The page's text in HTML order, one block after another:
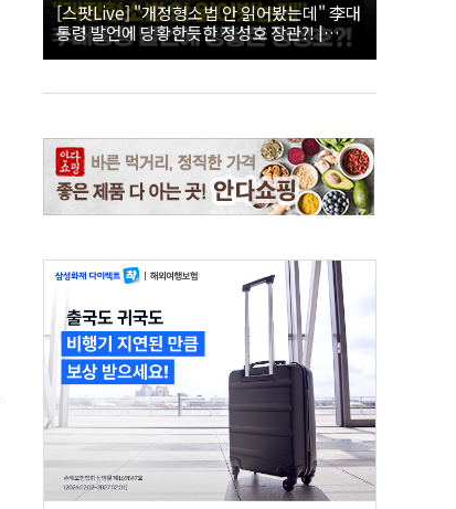
[스팟Live] "개정형소법 안 읽어봤는데" 李대
통령 발언에 당황한듯한 정성호 장관?! |
26.08.05 이재명 대통령 업무보고 - 행정안전